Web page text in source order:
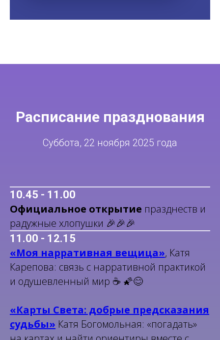
Расписание празднования
Суббота, 22 ноября 2025 года
10.45 - 11.00
Официальное открытие празднеств и
радужные хлопушки 🎉🎉🎉
11.00 - 12.15
«Моя нарративная вещица», Катя
Карепова: связь с нарративной практикой
и одушевленный мир ☕️ 🌠😊
«Карты Света: добрые предсказания
судьбы» Катя Богомольная: «погадать»